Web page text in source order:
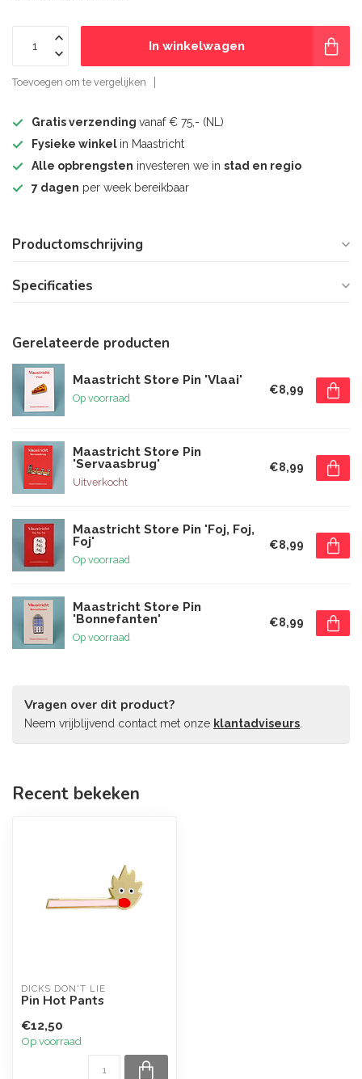
In winkelwagen
Toevoegen om te vergelijken
Gratis verzending vanaf € 75,- (NL)
Fysieke winkel in Maastricht
Alle opbrengsten investeren we in stad en regio
7 dagen per week bereikbaar
Productomschrijving
Specificaties
Gerelateerde producten
Maastricht Store Pin 'Vlaai'
Op voorraad
€8,99
Maastricht Store Pin
'Servaasbrug'
Uitverkocht
€8,99
Maastricht Store Pin 'Foj, Foj,
Foj'
Op voorraad
€8,99
Maastricht Store Pin
'Bonnefanten'
Op voorraad
€8,99
Vragen over dit product?
Neem vrijblijvend contact met onze klantadviseurs
Recent bekeken
DICKS DON'T LIE
Pin Hot Pants
€12,50
Op voorraad